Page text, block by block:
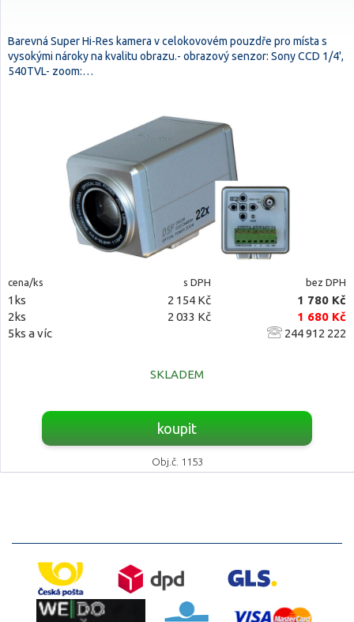
Barevná Super Hi-Res kamera v celokovovém pouzdře pro místa s
vysokými nároky na kvalitu obrazu.- obrazový senzor: Sony CCD 1/4',
540TVL- zoom:…
cena/ks s DPH bez DPH
1ks 2 154 Kč
1 780 Kč
2ks
2 033 Kč
1 680 Kč
5ks a víc
244 912 222
SKLADEM
koupit
Obj.č. 1153